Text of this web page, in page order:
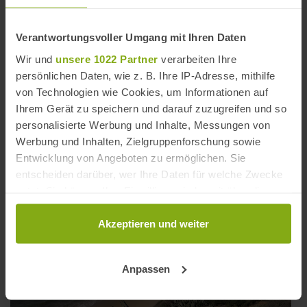
Verantwortungsvoller Umgang mit Ihren Daten
Wir und unsere 1022 Partner verarbeiten Ihre
persönlichen Daten, wie z. B. Ihre IP-Adresse, mithilfe
von Technologien wie Cookies, um Informationen auf
Ihrem Gerät zu speichern und darauf zuzugreifen und so
personalisierte Werbung und Inhalte, Messungen von
Werbung und Inhalten, Zielgruppenforschung sowie
Entwicklung von Angeboten zu ermöglichen. Sie
entscheiden darüber, wer Ihre Daten für welche Zwecke
Cookie-Erklärung oder durch Klicken auf das Privacy
Trigger Symbol ändern oder widerrufen
Informationen über Ihre geografische Lage
Akzeptieren und weiter
Anpassen
Playa Fuente del Gallo/ (© DW)